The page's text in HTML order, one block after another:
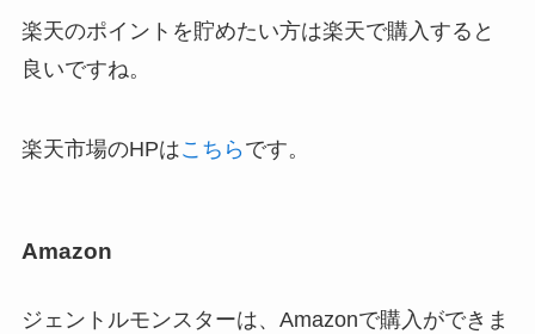
楽天のポイントを貯めたい方は楽天で購入すると
良いですね。
楽天市場のHPはこちら です。
Amazon
ジェントルモンスターは、Amazonで購入ができま